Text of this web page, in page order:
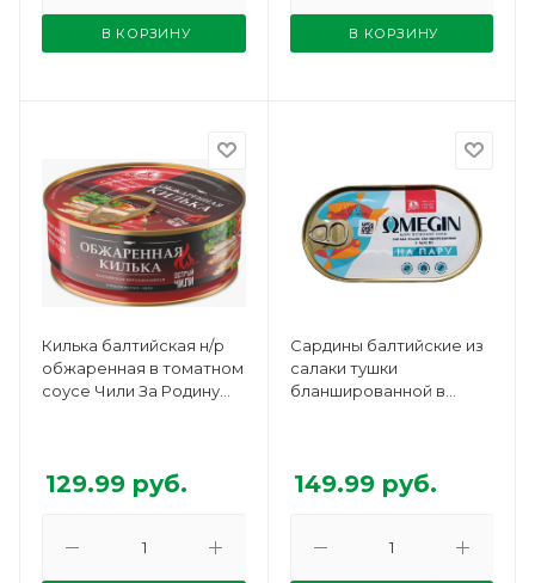
В КОРЗИНУ В КОРЗИНУ
Килька балтийская н/р
обжаренная в томатном
соусе Чили За Родину
129.99 руб.
Сардины балтийские из
салаки тушки
бланшированной в
149.99руб.